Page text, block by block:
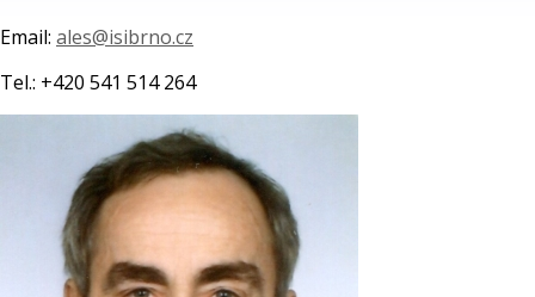
Email: ales@isibrno.cz
Tel.: +420 541 514 264